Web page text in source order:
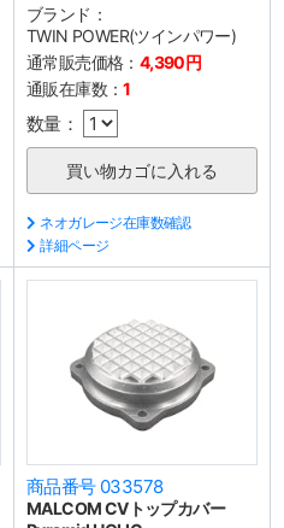
ブランド：
TWIN POWER(ツインパワー)
通常販売価格： 4,390円
通販在庫数：1
数量：
ネオガレージ在庫数確認
詳細ページ
商品番号 033578
MALCOM CVトップカバー